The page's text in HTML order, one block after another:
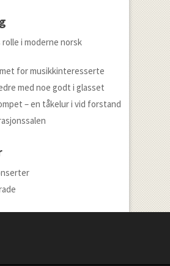
i moderne norsk
for musikkinteresserte
med noe godt i glasset
– en tåkelur i vid forstand